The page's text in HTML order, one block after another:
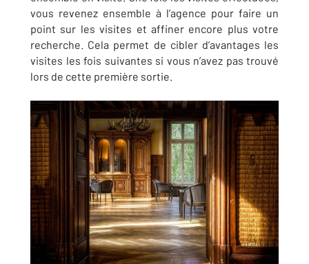
vous revenez ensemble à l’agence pour faire un
point sur les visites et affiner encore plus votre
recherche. Cela permet de cibler d’avantages les
visites les fois suivantes si vous n’avez pas trouvé
lors de cette première sortie.